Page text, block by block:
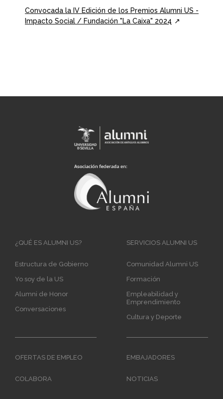
Convocada la IV Edición de los Premios Alumni US -
Impacto Social / Fundación "La Caixa" 2024
Main
¿QUÉ ES ALUMNI US?
Estructura de Gobierno
Yo soy de la US
Alumni de Honor
Conversaciones
SERVICIOS ALUMNI US
Comunidad Alumni US
Formación
Empleabilidad y
Emprendimiento
Cultura y Deporte
OFERTAS DE EMPLEO EMBAJADORES
COLABORA NOTICIAS